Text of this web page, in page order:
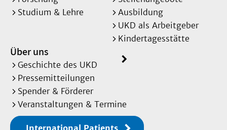
Studium & Lehre
Ausbildung
UKD als Arbeitgeber
Kindertagesstätte
Über uns
Geschichte des UKD
Pressemitteilungen
Spender & Förderer
Veranstaltungen & Termine